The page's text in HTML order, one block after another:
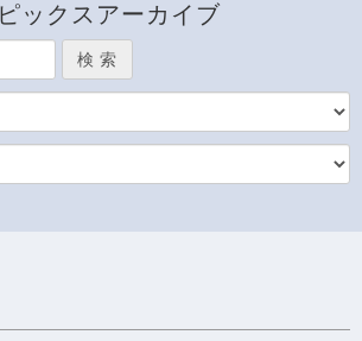
ックスアーカイブ